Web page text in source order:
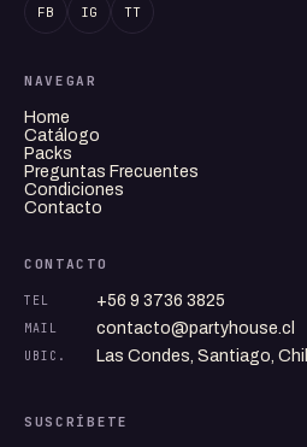
FB IG TT
NAVEGAR
Home
Catálogo
Packs
Preguntas Frecuentes
Condiciones
Contacto
CONTACTO
TEL +56 9 3736 3825
MAIL contacto@partyhouse.cl
UBIC. Las Condes, Santiago,
SUSCRÍBETE